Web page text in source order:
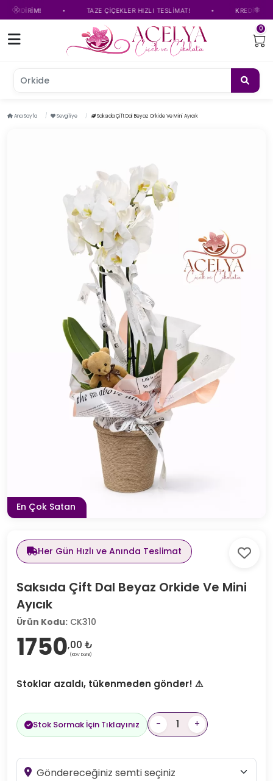
TAZE ÇİÇEKLER HIZLI TESLİMAT! KREDİ KARTINA
0
Orkide çiçe
Ana Sayfa Sevgiliye Saksıda Çift Dal Beyaz Orkide Ve Mini Ayıcık
En Çok Satan
Her Gün Hızlı ve Anında Teslimat
Saksıda Çift Dal Beyaz Orkide Ve Mini
Ayıcık
Ürün Kodu: CK310
1750,00 ₺
(KDV Dahil)
Stoklar azaldı, tükenmeden gönder! ⚠️
Stok Sormak İçin Tıklayınız - +